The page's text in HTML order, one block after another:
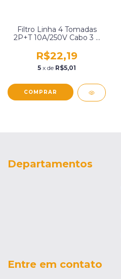
Filtro Linha 4 Tomadas
2P+T 10A/250V Cabo 3 X
Multicraft 20537.Esp01
R$22,19
5 x de R$5,01
Departamentos
Entre em contato